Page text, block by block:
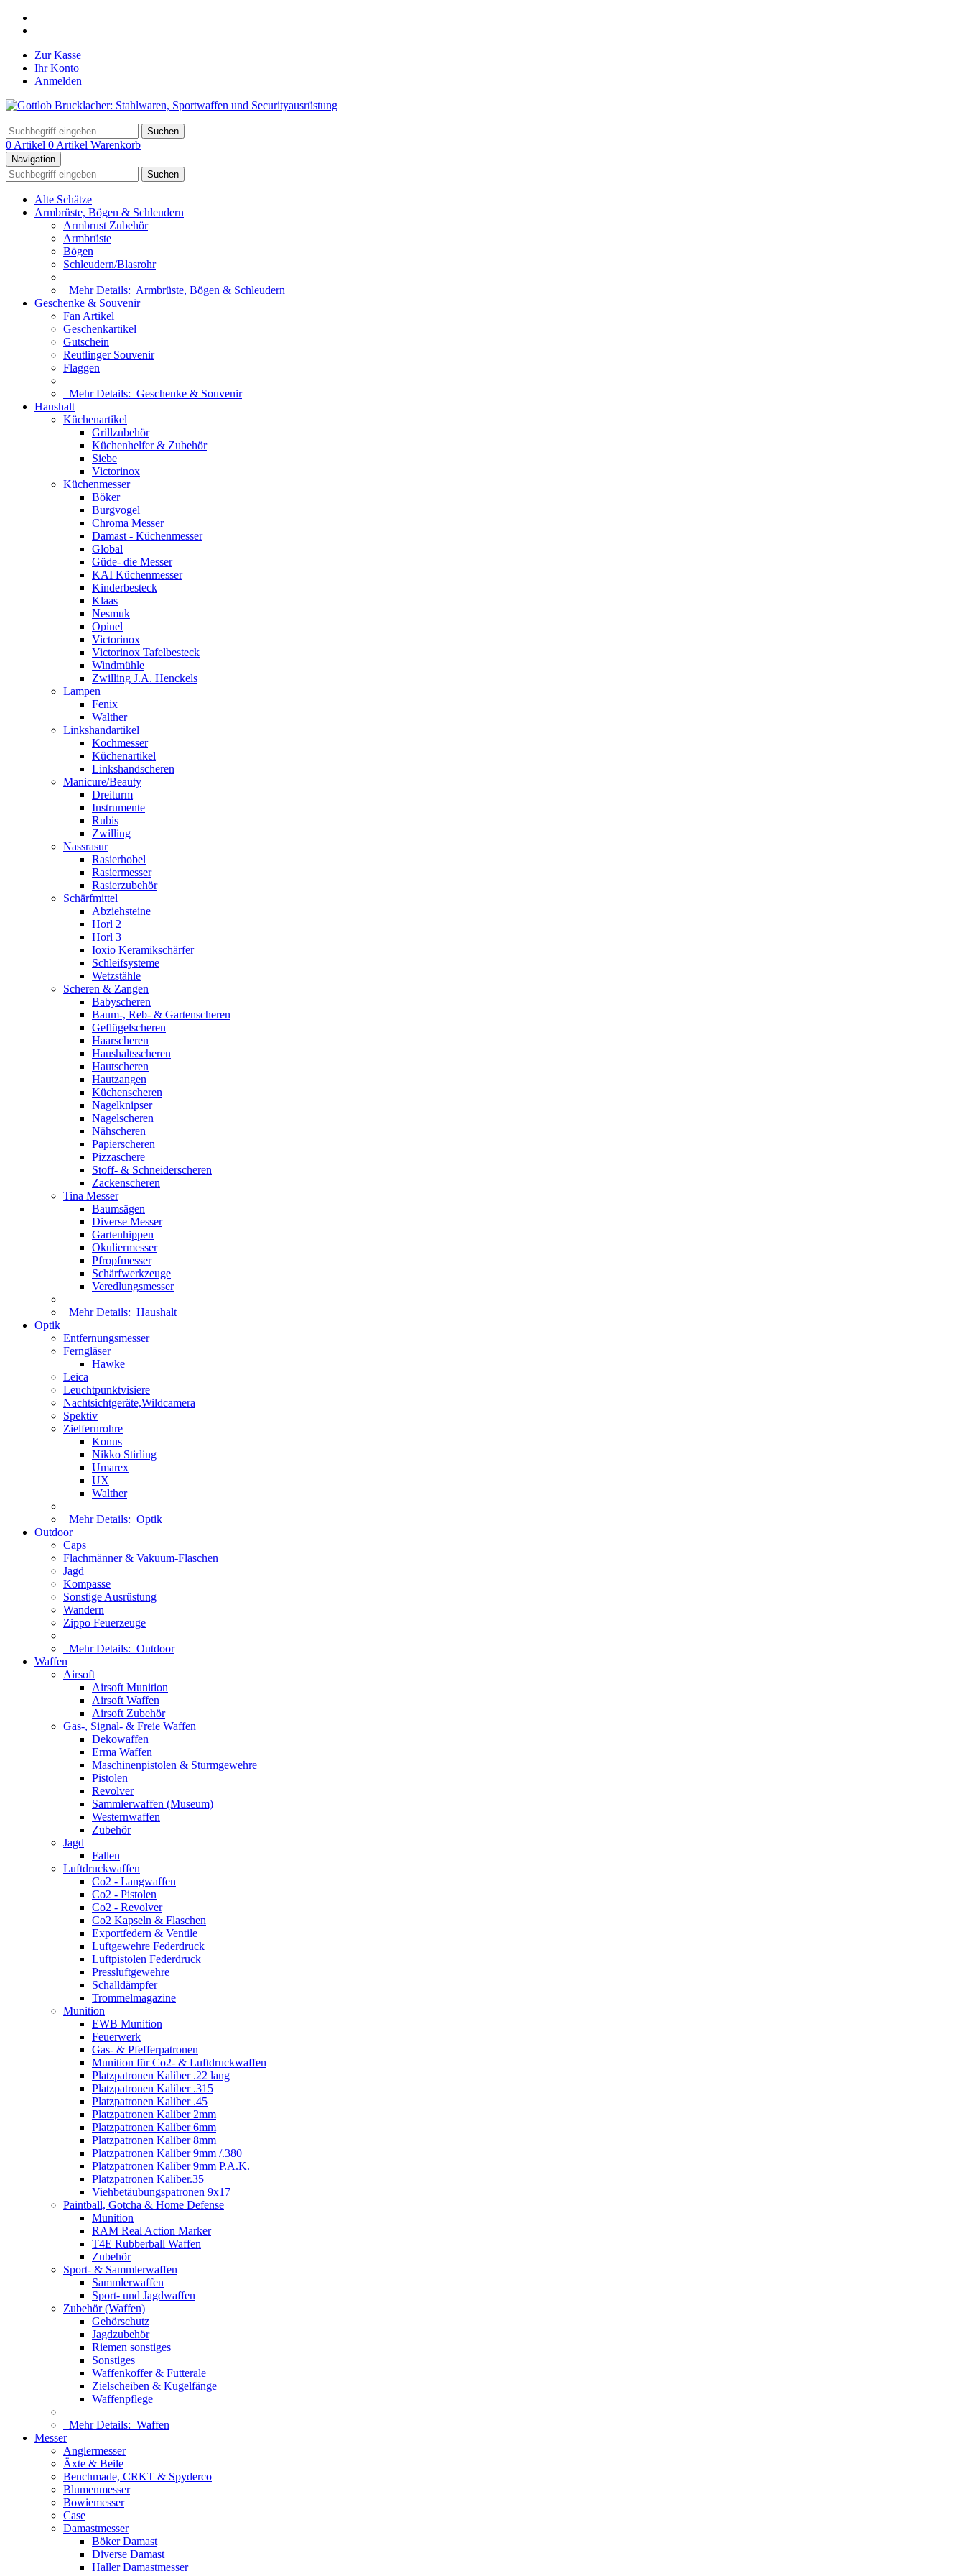
Zur Kasse
Ihr Konto
Anmelden
Suchen
0 Artikel 0 Artikel Warenkorb
Navigation
Suchen
Alte Schätze
Armbrüste, Bögen & Schleudern
Armbrust Zubehör
Armbrüste
Bögen
Schleudern/Blasrohr
Mehr Details: Armbrüste, Bögen & Schleudern
Geschenke & Souvenir
Fan Artikel
Geschenkartikel
Gutschein
Reutlinger Souvenir
Flaggen
Mehr Details: Geschenke & Souvenir
Haushalt
Küchenartikel
Grillzubehör
Küchenhelfer & Zubehör
Siebe
Victorinox
Küchenmesser
Böker
Burgvogel
Chroma Messer
Damast - Küchenmesser
Global
Güde- die Messer
KAI Küchenmesser
Kinderbesteck
Klaas
Nesmuk
Opinel
Victorinox
Victorinox Tafelbesteck
Windmühle
Zwilling J.A. Henckels
Lampen
Fenix
Walther
Linkshandartikel
Kochmesser
Küchenartikel
Linkshandscheren
Manicure/Beauty
Dreiturm
Instrumente
Rubis
Zwilling
Nassrasur
Rasierhobel
Rasiermesser
Rasierzubehör
Schärfmittel
Abziehsteine
Horl 2
Horl 3
Ioxio Keramikschärfer
Schleifsysteme
Wetzstähle
Scheren & Zangen
Babyscheren
Baum-, Reb- & Gartenscheren
Geflügelscheren
Haarscheren
Haushaltsscheren
Hautscheren
Hautzangen
Küchenscheren
Nagelknipser
Nagelscheren
Nähscheren
Papierscheren
Pizzaschere
Stoff- & Schneiderscheren
Zackenscheren
Tina Messer
Baumsägen
Diverse Messer
Gartenhippen
Okuliermesser
Pfropfmesser
Schärfwerkzeuge
Veredlungsmesser
Mehr Details: Haushalt
Optik
Entfernungsmesser
Ferngläser
Hawke
Leica
Leuchtpunktvisiere
Nachtsichtgeräte,Wildcamera
Spektiv
Zielfernrohre
Konus
Nikko Stirling
Umarex
UX
Walther
Mehr Details: Optik
Outdoor
Caps
Flachmänner & Vakuum-Flaschen
Jagd
Kompasse
Sonstige Ausrüstung
Wandern
Zippo Feuerzeuge
Mehr Details: Outdoor
Waffen
Airsoft
Airsoft Munition
Airsoft Waffen
Airsoft Zubehör
Gas-, Signal- & Freie Waffen
Dekowaffen
Erma Waffen
Maschinenpistolen & Sturmgewehre
Pistolen
Revolver
Sammlerwaffen (Museum)
Westernwaffen
Zubehör
Jagd
Fallen
Luftdruckwaffen
Co2 - Langwaffen
Co2 - Pistolen
Co2 - Revolver
Co2 Kapseln & Flaschen
Exportfedern & Ventile
Luftgewehre Federdruck
Luftpistolen Federdruck
Pressluftgewehre
Schalldämpfer
Trommelmagazine
Munition
EWB Munition
Feuerwerk
Gas- & Pfefferpatronen
Munition für Co2- & Luftdruckwaffen
Platzpatronen Kaliber .22 lang
Platzpatronen Kaliber .315
Platzpatronen Kaliber .45
Platzpatronen Kaliber 2mm
Platzpatronen Kaliber 6mm
Platzpatronen Kaliber 8mm
Platzpatronen Kaliber 9mm /.380
Platzpatronen Kaliber 9mm P.A.K.
Platzpatronen Kaliber.35
Viehbetäubungspatronen 9x17
Paintball, Gotcha & Home Defense
Munition
RAM Real Action Marker
T4E Rubberball Waffen
Zubehör
Sport- & Sammlerwaffen
Sammlerwaffen
Sport- und Jagdwaffen
Zubehör (Waffen)
Gehörschutz
Jagdzubehör
Riemen sonstiges
Sonstiges
Waffenkoffer & Futterale
Zielscheiben & Kugelfänge
Waffenpflege
Mehr Details: Waffen
Messer
Anglermesser
Äxte & Beile
Benchmade, CRKT & Spyderco
Blumenmesser
Bowiemesser
Case
Damastmesser
Böker Damast
Diverse Damast
Haller Damastmesser